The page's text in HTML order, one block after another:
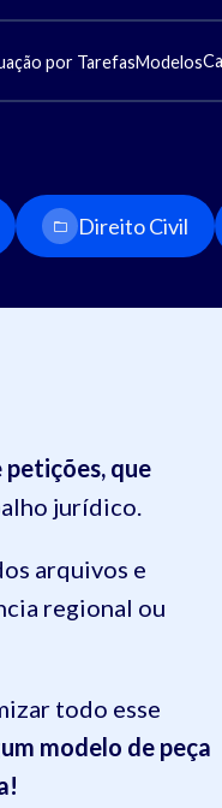
por TarefasModelos
Direito Civil
petições, que
jurídico.
arquivos e
regional ou
todo esse
modelo de peça